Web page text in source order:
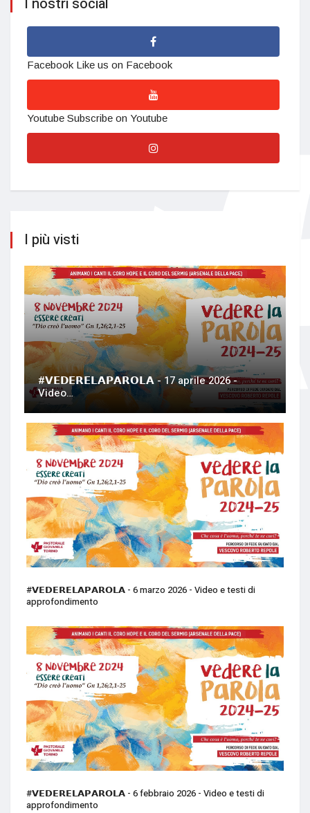
I nostri social
Facebook Like us on Facebook
Youtube Subscribe on Youtube
I più visti
#𝗩𝗘𝗗𝗘𝗥𝗘𝗟𝗔𝗣𝗔𝗥𝗢𝗟𝗔 - 17 aprile 2026 -
Video…
#𝗩𝗘𝗗𝗘𝗥𝗘𝗟𝗔𝗣𝗔𝗥𝗢𝗟𝗔 - 6 marzo 2026 - Video e testi di
approfondimento
#𝗩𝗘𝗗𝗘𝗥𝗘𝗟𝗔𝗣𝗔𝗥𝗢𝗟𝗔 - 6 febbraio 2026 - Video e testi di
approfondimento